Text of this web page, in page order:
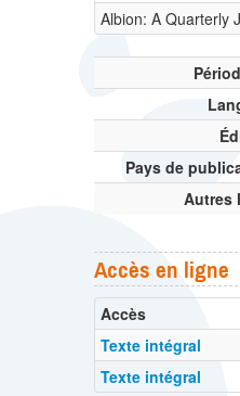
Albion: A Quarterly
Pays de
Autres
Accès en ligne
Accès
Texte intégral
Texte intégral